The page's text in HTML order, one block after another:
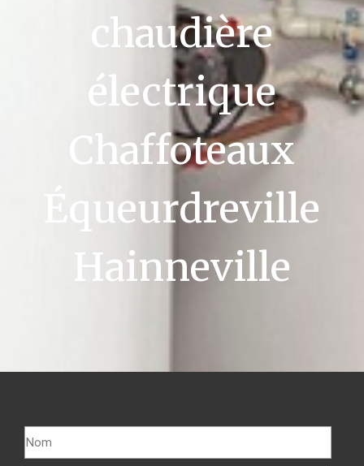
chaudière
électrique
Chaffoteaux
Équeurdreville
Hainneville